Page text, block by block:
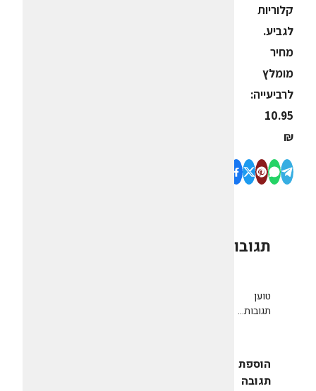
קלוריות
לגביע.
מחיר
מומלץ
לרביעייה:
10.95
₪
תגובות
טוען
תגובות...
הוספת
תגובה